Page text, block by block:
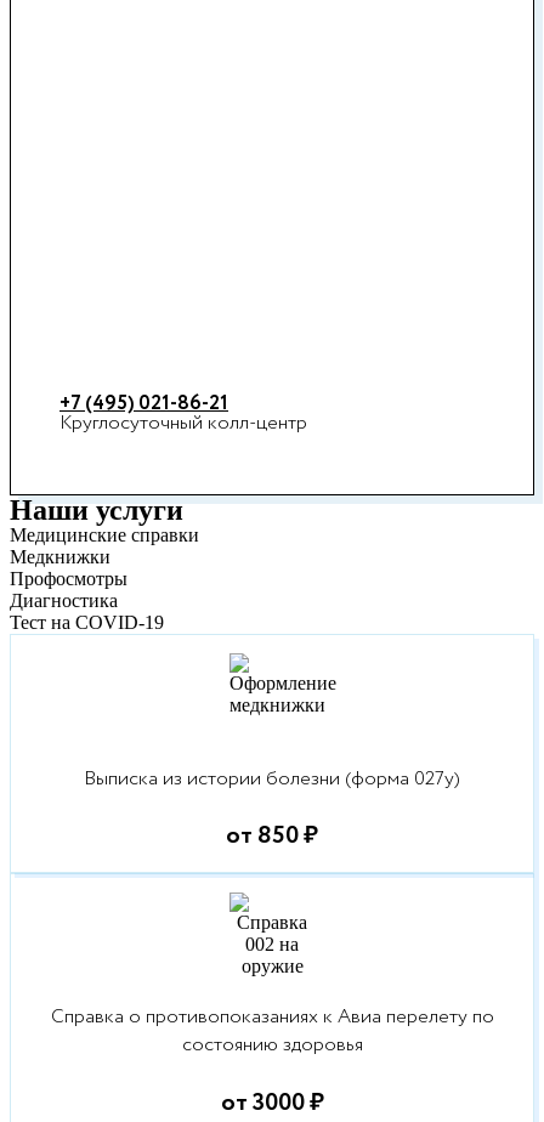
+7 (495) 021-86-21
Круглосуточный колл-центр
Наши услуги
Медицинские справки
Медкнижки
Профосмотры
Диагностика
Тест на COVID-19
Выписка из истории болезни (форма 027у)
от 850 ₽
Справка о противопоказаниях к Авиа перелету по
состоянию здоровья
от 3000 ₽